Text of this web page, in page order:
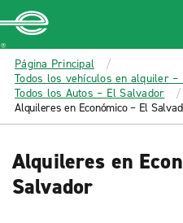
MAIN
CONTENT
Enterprise
Página Principal
Todos los vehículos en alquiler –
Todos los Autos – El Salvador
Alquileres en Económico – El
Alquileres en
Salvador